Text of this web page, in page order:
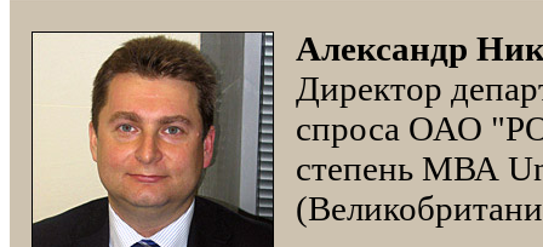
Александр
Директор
спроса ОАО
степень МВА